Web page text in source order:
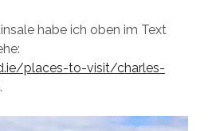
habe ich oben im Text
places-to-visit/charles-
.